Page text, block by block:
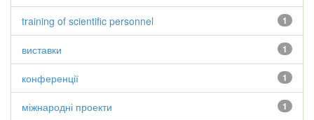
1
training of scientific personnel
1
виставки
1
конференції
1
міжнародні проекти